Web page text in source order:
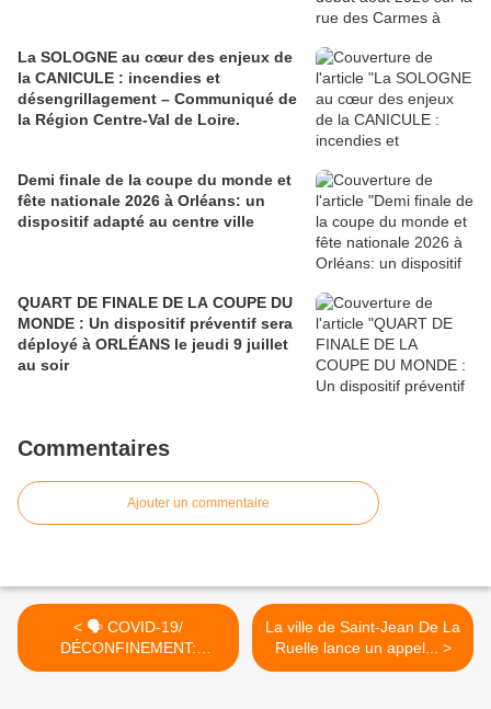
La SOLOGNE au cœur des enjeux de
la CANICULE : incendies et
désengrillagement – Communiqué de
la Région Centre-Val de Loire.
Demi finale de la coupe du monde et
fête nationale 2026 à Orléans: un
dispositif adapté au centre ville
QUART DE FINALE DE LA COUPE DU
MONDE : Un dispositif préventif sera
déployé à ORLÉANS le jeudi 9 juillet
au soir
Commentaires
Ajouter un commentaire
< 🗣 COVID-19/
DÉCONFINEMENT:
@EPhilippePM...
La ville de Saint-Jean De La
Ruelle lance un appel... >